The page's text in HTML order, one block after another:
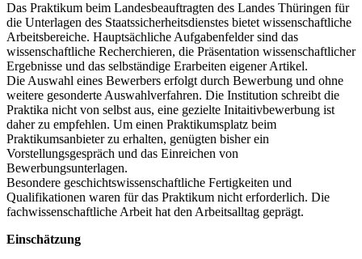
Das Praktikum beim Landesbeauftragten des Landes Thüringen für
die Unterlagen des Staatssicherheitsdienstes bietet wissenschaftliche
Arbeitsbereiche. Hauptsächliche Aufgabenfelder sind das
wissenschaftliche Recherchieren, die Präsentation wissenschaftlicher
Ergebnisse und das selbständige Erarbeiten eigener Artikel.
Die Auswahl eines Bewerbers erfolgt durch Bewerbung und ohne
weitere gesonderte Auswahlverfahren. Die Institution schreibt die
Praktika nicht von selbst aus, eine gezielte Initaitivbewerbung ist
daher zu empfehlen. Um einen Praktikumsplatz beim
Praktikumsanbieter zu erhalten, genügten bisher ein
Vorstellungsgespräch und das Einreichen von
Bewerbungsunterlagen.
Besondere geschichtswissenschaftliche Fertigkeiten und
Qualifikationen waren für das Praktikum nicht erforderlich. Die
fachwissenschaftliche Arbeit hat den Arbeitsalltag geprägt.
Einschätzung